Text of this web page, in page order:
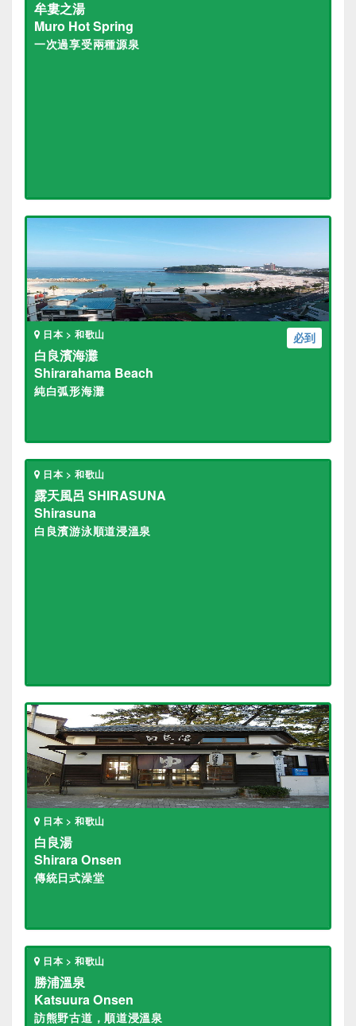
牟婁之湯
Muro Hot Spring
一次過享受兩種源泉
必到
日本 > 和歌山
白良濱海灘
Shirarahama Beach
純白弧形海灘
日本 > 和歌山
露天風呂 SHIRASUNA
Shirasuna
白良濱游泳順道浸溫泉
日本 > 和歌山
白良湯
Shirara Onsen
傳統日式澡堂
日本 > 和歌山
勝浦溫泉
Katsuura Onsen
訪熊野古道，順道浸溫泉